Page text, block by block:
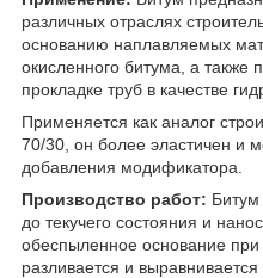
различных отраслях
основанию наплавляемых
окисленного битума, а также
прокладке труб в качестве
Применяется как аналог
70/30, он более эластичен и
добавления модификатора.
Производство работ: Битум
до текучего состояния и
обеспыленное основание
разливается и